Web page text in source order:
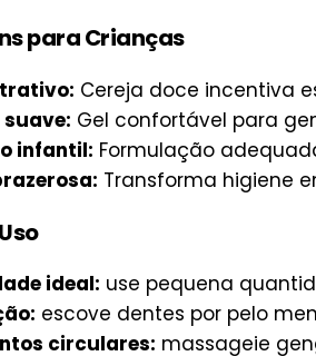
para Crianças
Cereja doce incentiva
Gel confortável para
infantil: Formulação
Transforma higiene
ideal: use pequena
escove dentes por pelo
circulares: massageie